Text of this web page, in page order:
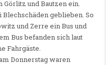
Görlitz und Bautzen ein.
geblieben. So
und Zerre ein Bus und
Bus befanden sich laut
Fahrgäste.
Donnerstag waren